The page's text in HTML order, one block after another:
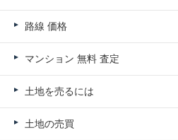
路線 価格
マンション 無料 査定
土地を売るには
土地の売買